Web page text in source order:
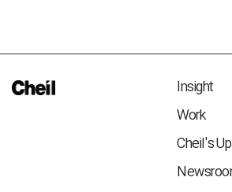
Insight
Work
Cheil's Up